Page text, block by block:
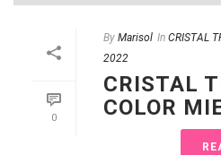
0
By Marisol In CRISTAL
2022
CRISTAL
COLOR